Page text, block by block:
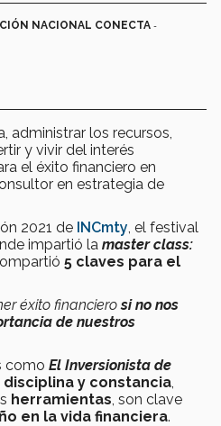
NACIONAL CONECTA -
administrar los recursos,
y vivir del interés
el éxito financiero en
en estrategia de
2021 de INCmty , el festival
impartió la master class:
5 claves para el
éxito financierosi no nos
de nuestros
como El Inversionista de
disciplina y constancia
herramientas , son clave
en la vida financiera.